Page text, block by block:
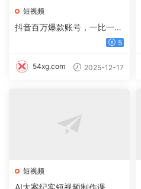
短视频
抖音百万爆款账号，一比一复
刻内容教程，从0-1实操课，
入10w+
5
54xg.com 2025-12-17
短视频
AI大案纪实短视频制作课，文